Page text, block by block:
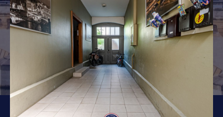
Budget
PIÈCES
2 3
Localisation